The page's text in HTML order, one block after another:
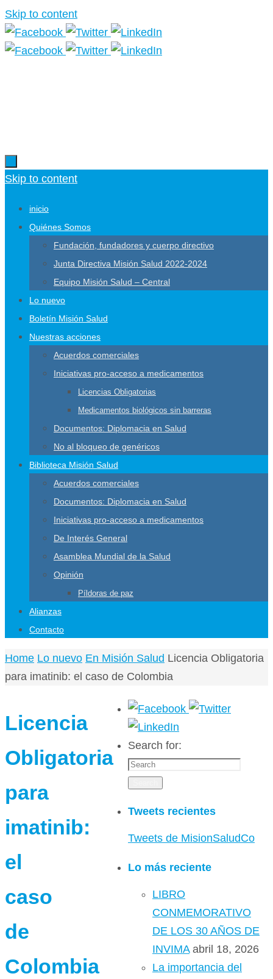
Skip to content
Skip to content
inicio
Quiénes Somos
Fundación, fundadores y cuerpo directivo
Junta Directiva Misión Salud 2022-2024
Equipo Misión Salud – Central
Lo nuevo
Boletín Misión Salud
Nuestras acciones
Acuerdos comerciales
Iniciativas pro-acceso a medicamentos
Licencias Obligatorias
Medicamentos biológicos sin barreras
Documentos: Diplomacia en Salud
No al bloqueo de genéricos
Biblioteca Misión Salud
Acuerdos comerciales
Documentos: Diplomacia en Salud
Iniciativas pro-acceso a medicamentos
De Interés General
Asamblea Mundial de la Salud
Opinión
Píldoras de paz
Alianzas
Contacto
Home Lo nuevo En Misión Salud Licencia Obligatoria
para imatinib: el caso de Colombia
Licencia
Obligatoria
para
imatinib:
el
caso
de
Colombia
Search for:
Tweets recientes
Tweets de MisionSaludCo
Lo más reciente
LIBRO
CONMEMORATIVO
DE LOS 30 AÑOS DE
INVIMA abril 18, 2026
La importancia del
Más información.